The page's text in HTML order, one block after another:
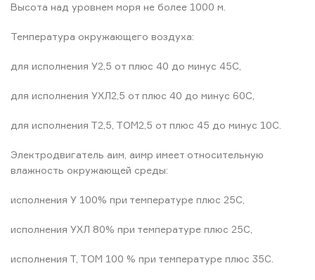
Высота над уровнем моря не более 1000 м.
Температура окружающего воздуха:
для исполнения У2,5 от плюс 40 до минус 45С,
для исполнения УХЛ2,5 от плюс 40 до минус 60С,
для исполнения Т2,5, ТОМ2,5 от плюс 45 до минус 10С.
Электродвигатель аим, аимр имеет относительную
влажность окружающей среды:
исполнения У 100% при температуре плюс 25С,
исполнения УХЛ 80% при температуре плюс 25С,
исполнения Т, ТОМ 100 % при температуре плюс 35С.